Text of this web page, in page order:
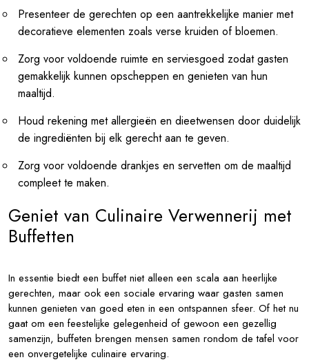
Presenteer de gerechten op een aantrekkelijke manier met
decoratieve elementen zoals verse kruiden of bloemen.
Zorg voor voldoende ruimte en serviesgoed zodat gasten
gemakkelijk kunnen opscheppen en genieten van hun
maaltijd.
Houd rekening met allergieën en dieetwensen door duidelijk
de ingrediënten bij elk gerecht aan te geven.
Zorg voor voldoende drankjes en servetten om de maaltijd
compleet te maken.
Geniet van Culinaire Verwennerij met
Buffetten
In essentie biedt een buffet niet alleen een scala aan heerlijke
gerechten, maar ook een sociale ervaring waar gasten samen
kunnen genieten van goed eten in een ontspannen sfeer. Of het nu
gaat om een feestelijke gelegenheid of gewoon een gezellig
samenzijn, buffeten brengen mensen samen rondom de tafel voor
een onvergetelijke culinaire ervaring.